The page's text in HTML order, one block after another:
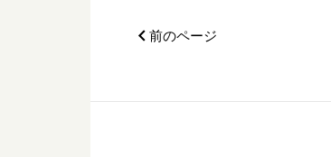
前のページ